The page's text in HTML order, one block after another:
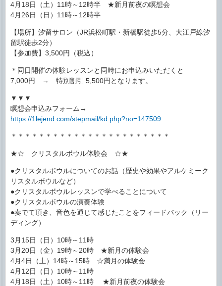
4月18日（土）11時～12時半 ★新月前夜の瞑想会
4月26日（日）11時～12時半
【場所】汐留サロン（JR浜松町駅・新橋駅徒歩5分、大江戸線汐
留駅徒歩2分）
【参加費】3,500円（税込）
＊同日開催の体験レッスンと同時にお申込みいただくと
7,000円 → 特別割引 5,500円となります。
▼▼▼
瞑想会申込みフォーム→
https://1lejend.com/stepmail/kd.php?no=147509
＊＊＊＊＊＊＊＊＊＊＊＊＊＊＊＊＊＊＊＊＊＊＊
★☆ クリスタルボウル体験会 ☆★
●クリスタルボウルについてのお話（歴史や効果やアルケミーク
リスタルボウルなど）
●クリスタルボウルレッスンで学べることについて
●クリスタルボウルの演奏体験
●奏でて頂き、音色を通じて感じたことをフィードバック（リー
ディング）
3月15日（日）10時～11時
3月20日（金）19時～20時 ★新月の体験会
4月4日（土）14時～15時 ☆満月の体験会
4月12日（日）10時～11時
4月18日（土）10時～11時 ★新月前夜の体験会